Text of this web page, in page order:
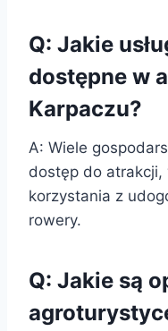
Q: Jakie
dostępne w
Karpaczu?
A: Wiele
dostęp do
korzystania z
rowery.
Q: Jakie są